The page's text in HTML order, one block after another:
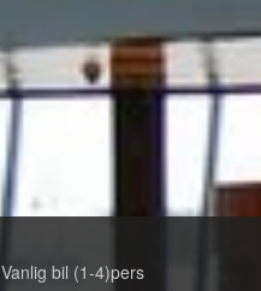
Vanlig bil (1-4)pers